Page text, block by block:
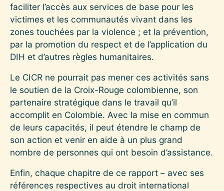
faciliter l’accès aux services de base pour les
victimes et les communautés vivant dans les
zones touchées par la violence ; et la prévention,
par la promotion du respect et de l’application du
DIH et d’autres règles humanitaires.
Le CICR ne pourrait pas mener ces activités sans
le soutien de la Croix-Rouge colombienne, son
partenaire stratégique dans le travail qu’il
accomplit en Colombie. Avec la mise en commun
de leurs capacités, il peut étendre le champ de
son action et venir en aide à un plus grand
nombre de personnes qui ont besoin d’assistance.
Enfin, chaque chapitre de ce rapport – avec ses
références respectives au droit international